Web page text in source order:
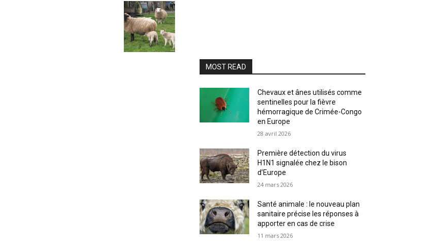
MOST READ
Chevaux et ânes utilisés comme
sentinelles pour la fièvre
hémorragique de Crimée-Congo
en Europe
28 avril 2026
Première détection du virus
H1N1 signalée chez le bison
d’Europe
24 mars 2026
Santé animale : le nouveau plan
sanitaire précise les réponses à
apporter en cas de crise
11 mars 2026